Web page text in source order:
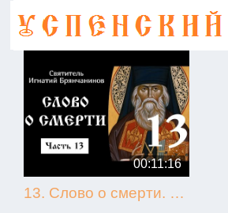
00:11:16
13. Слово о смерти. Игнатий Брянчанинов.